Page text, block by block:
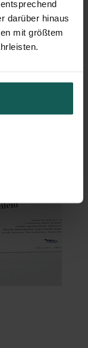
darüber hinaus
mit größtem